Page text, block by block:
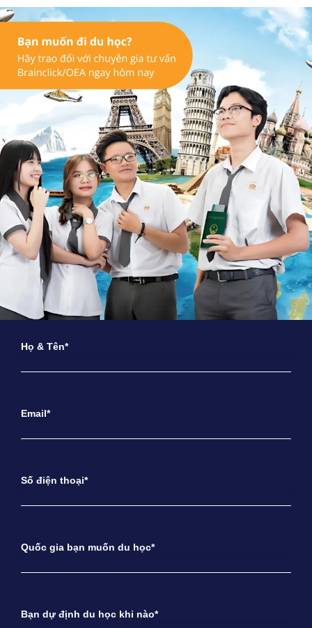
Họ & Tên*
Email*
Số điện thoại*
Quốc gia bạn muốn du học*
Bạn dự định du học khi nào*